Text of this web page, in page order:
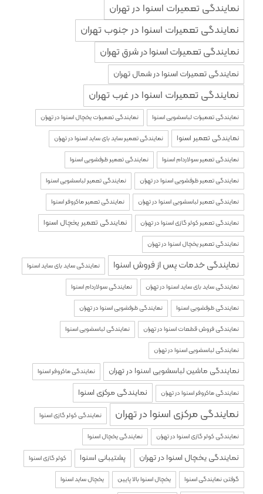
نمایندگی تعمیرات اسنوا در تهران
نمایندگی تعمیرات اسنوا در جنوب تهران
نمایندگی تعمیرات اسنوا در شرق تهران
نمایندگی تعمیرات اسنوا در شمال تهران
نمایندگی تعمیرات اسنوا در غرب تهران
نمایندگی تعمیرات لباسشویی اسنوا نمایندگی تعمیرات یخچال اسنوا در تهران
نمایندگی تعمیر اسنوا نمایندگی تعمیر ساید بای ساید اسنوا در تهران
نمایندگی تعمیر سولاردام اسنوا نمایندگی تعمیر ظرفشویی اسنوا
نمایندگی تعمیر ظرفشویی اسنوا در تهران نمایندگی تعمیر لباسشویی اسنوا
نمایندگی تعمیر لباسشویی اسنوا در تهران نمایندگی تعمیر ماکروفر اسنوا
نمایندگی تعمیر کولر گازی اسنوا در تهران نمایندگی تعمیر یخچال اسنوا
نمایندگی تعمیر یخچال اسنوا در تهران
نمایندگی خدمات پس از فروش اسنوا نمایندگی ساید بای ساید اسنوا
نمایندگی ساید بای ساید اسنوا در تهران نمایندگی سولاردام اسنوا
نمایندگی ظرفشویی اسنوا نمایندگی ظرفشویی اسنوا در تهران
نمایندگی فروش قطعات اسنوا در تهران نمایندگی لباسشویی اسنوا
نمایندگی لباسشویی اسنوا در تهران
نمایندگی ماشین لباسشویی اسنوا در تهران نمایندگی ماکروفر اسنوا
نمایندگی ماکروفر اسنوا در تهران نمایندگی مرکزی اسنوا
نمایندگی مرکزی اسنوا در تهران نمایندگی کولر گازی اسنوا
نمایندگی کولر گازی اسنوا در تهران نمایندگی یخچال اسنوا
نمایندگی یخچال اسنوا در تهران پشتیبانی اسنوا کولر گازی اسنوا
گرفتن نمایندگی اسنوا یخچال اسنوا بالا پایین یخچال ساید اسنوا